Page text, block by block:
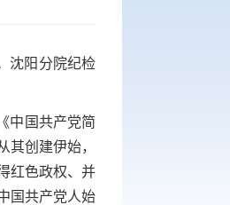
沈阳分院纪检
中国共产党简
创建伊始，
红色政权、并
国共产党人始